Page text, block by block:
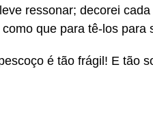
ressonar; decorei
que para tê-los para
é tão frágil! E tão